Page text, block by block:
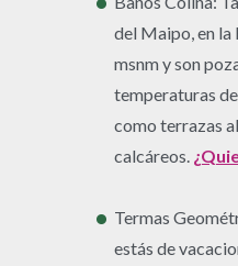
del Maipo, en
msnm y son
temperaturas
como terrazas
calcáreos.
Termas
estás de